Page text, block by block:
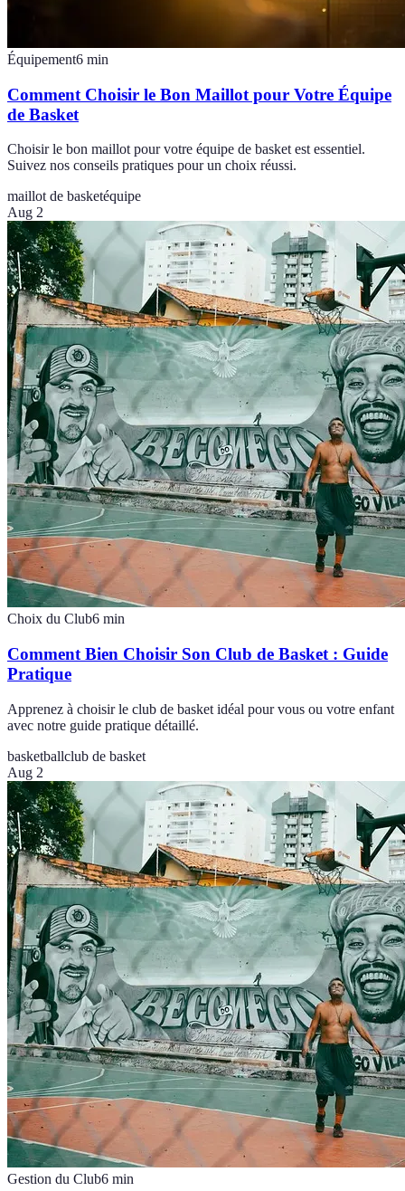
Équipement6 min
Comment Choisir le Bon Maillot pour Votre Équipe
de Basket
Choisir le bon maillot pour votre équipe de basket est essentiel.
Suivez nos conseils pratiques pour un choix réussi.
maillot de basketéquipe
Aug 2
Choix du Club6 min
Comment Bien Choisir Son Club de Basket : Guide
Pratique
Apprenez à choisir le club de basket idéal pour vous ou votre enfant
avec notre guide pratique détaillé.
basketballclub de basket
Aug 2
Gestion du Club6 min